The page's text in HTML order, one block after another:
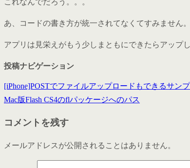
あ、コードの書き方が統一されてなくてすみません。
アプリは見栄えがもう少しまともにできたらアップし
投稿ナビゲーション
[iPhone]POSTでファイルアップロードもできるサン
Mac版Flash CS4のflパッケージへのパス
コメントを残す
メールアドレスが公開されることはありません。